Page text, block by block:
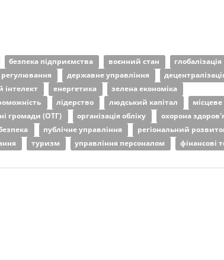
безпека підприємства воєнний стан
глобалізація
державне управління
інтелект енергетика
зелена економіка
лідерство людський капітал
громади (ОТГ) організація обліку охорона
публічне управління регіональний
туризм управління персоналом
фінансові